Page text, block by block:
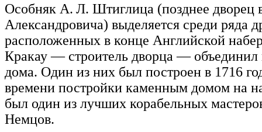
Особняк А. Л. Штиглица (позднее дворец
Александровича) выделяется среди ряда
расположенных в конце Английской
Кракау — строитель дворца — объединил
дома. Один из них был построен в 1716
времени постройки каменным домом на
был один из лучших корабельных
Немцов.